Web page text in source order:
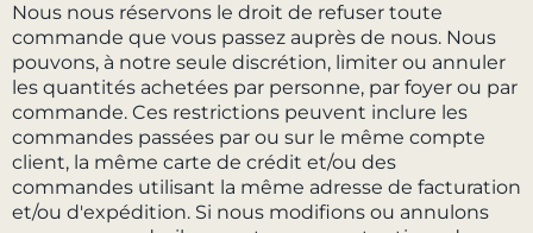
Nous nous réservons le droit de refuser toute
commande que vous passez auprès de nous. Nous
pouvons, à notre seule discrétion, limiter ou annuler
les quantités achetées par personne, par foyer ou par
commande. Ces restrictions peuvent inclure les
commandes passées par ou sur le même compte
client, la même carte de crédit et/ou des
commandes utilisant la même adresse de facturation
et/ou d'expédition. Si nous modifions ou annulons